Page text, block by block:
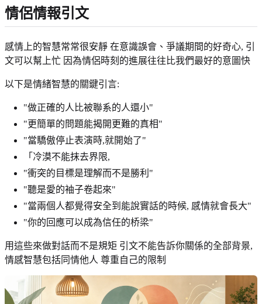
情侶情報引文
感情上的智慧常常很安靜 在意識誤會、爭議期間的好奇心, 引
文可以幫上忙 因為情侶時刻的進展往往比我們最好的意圖快
以下是情緒智慧的關鍵引言:
"做正確的人比被聯系的人還小"
"更簡單的問題能揭開更難的真相"
"當驕傲停止表演時,就開始了"
「冷漠不能抹去界限,
"衝突的目標是理解而不是勝利"
"聽是愛的袖子卷起來"
"當兩個人都覺得安全到能說實話的時候, 感情就會長大"
"你的回應可以成為信任的桥梁"
用這些來做對話而不是規矩 引文不能告訴你關係的全部背景,
情感智慧包括同情他人 尊重自己的限制